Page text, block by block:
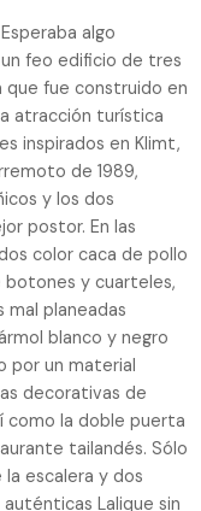
algo
feo edificio de tres
que fue construido en
atracción turística
inspirados en Klimt,
de 1989,
y los dos
postor. En las
color caca de pollo
botones y cuarteles,
mal planeadas
blanco y negro
por un material
decorativas de
como la doble puerta
tailandés. Sólo
escalera y dos
Lalique sin